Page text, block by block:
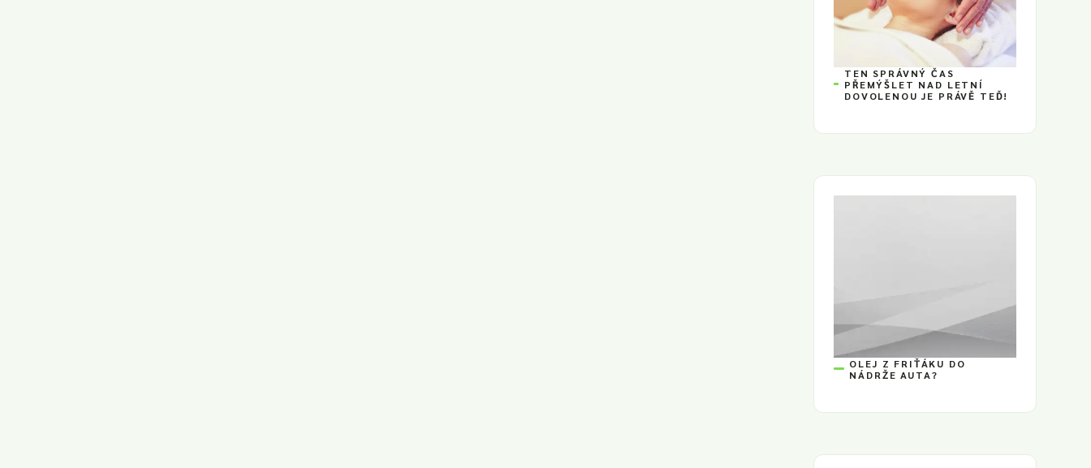
TEN SPRÁVNÝ ČAS
PŘEMÝŠLET NAD LETNÍ
DOVOLENOU JE PRÁVĚ TEĎ!
OLEJ Z FRIŤÁKU DO
NÁDRŽE AUTA?